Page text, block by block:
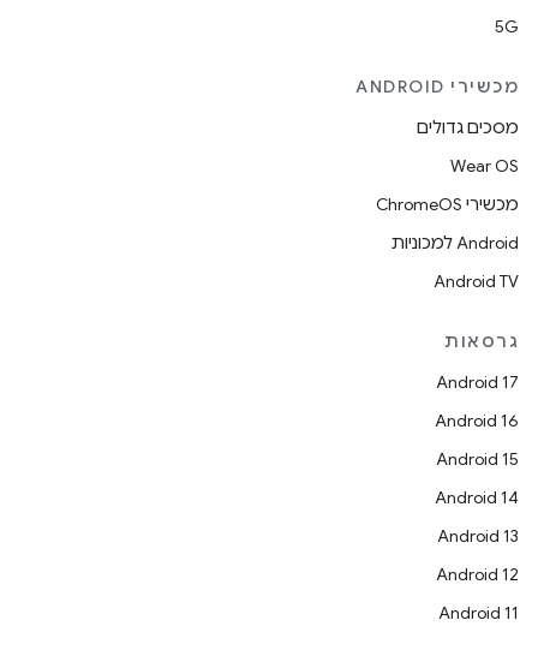
5G
מכשירי ANDROID
מסכים גדולים
Wear OS
מכשירי ChromeOS
Android למכוניות
Android TV
גרסאות
Android 17
Android 16
Android 15
Android 14
Android 13
Android 12
Android 11